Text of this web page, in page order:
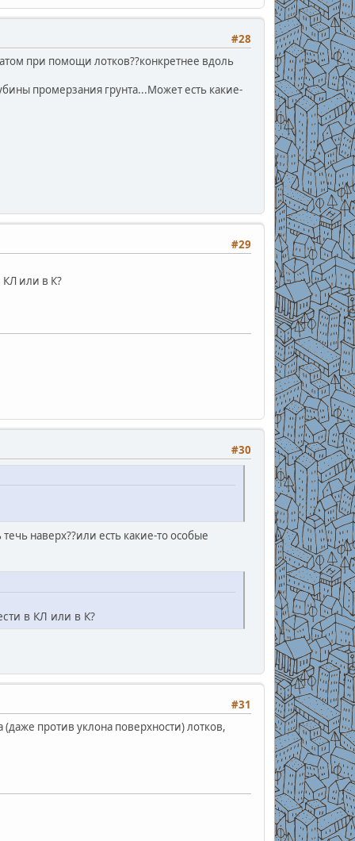
#28
при помощи лотков??конкретнее вдоль
промерзания грунта...Может есть какие-
#29
КЛ или в К?
#30
наверх??или есть какие-то особые
в КЛ или в К?
#31
против уклона поверхности) лотков,